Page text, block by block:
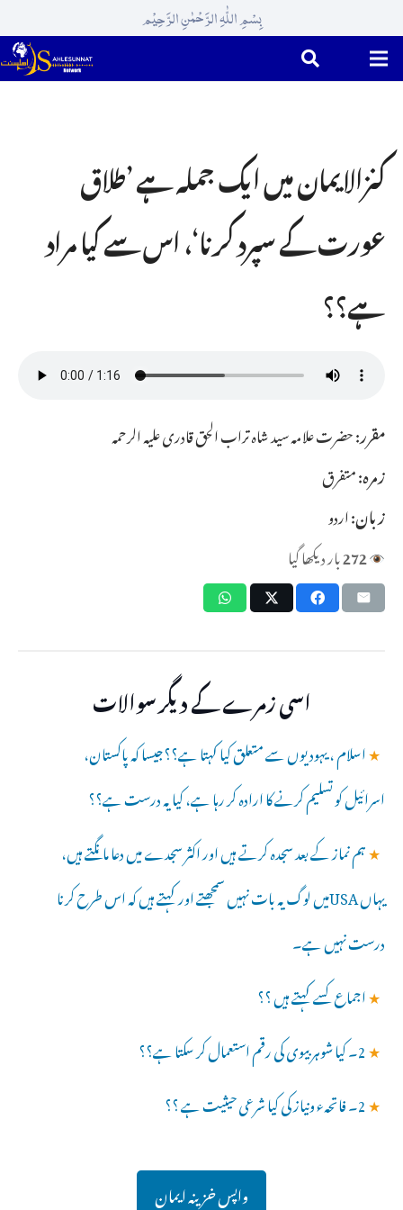
بِسْمِ اللّٰہِ الرَّحْمٰنِ الرَّحِیْم
کنزالایمان میں ایک جملہ ہے ’طلاق
عورت کے سپرد کرنا‘، اس سے کیا مراد
ہے؟؟
مقرر:حضرت علامہ سید شاہ تراب الحق قادری علیہ الرحمہ
زمرہ:متفرق
زبان:اردو
272بار دیکھا گیا
اسی زمرے کے دیگر سوالات
★اسلام ، یہودیوں سے متعلق کیا کہتا ہے؟؟جیسا کہ پاکستان،
اسرائیل کو تسلیم کرنے کا ارادہ کر رہا ہے، کیا یہ درست ہے؟؟
★ہم نماز کے بعد سجدہ کرتے ہیں اور اکثر سجدے میں دعا مانگتے ہیں،
یہاں USAمیں لوگ یہ بات نہیں سمجھتے اور کہتے ہیں کہ اس طرح کرنا
درست نہیں ہے۔
★اجماع کسے کہتے ہیں ؟؟
★2۔ کیا شوہر بیوی کی رقم استعمال کر سکتا ہے؟؟
★2۔ فاتحہء ونیاز کی کیا شرعی حیثیت ہے ؟؟
واپس خزینہ ایمان